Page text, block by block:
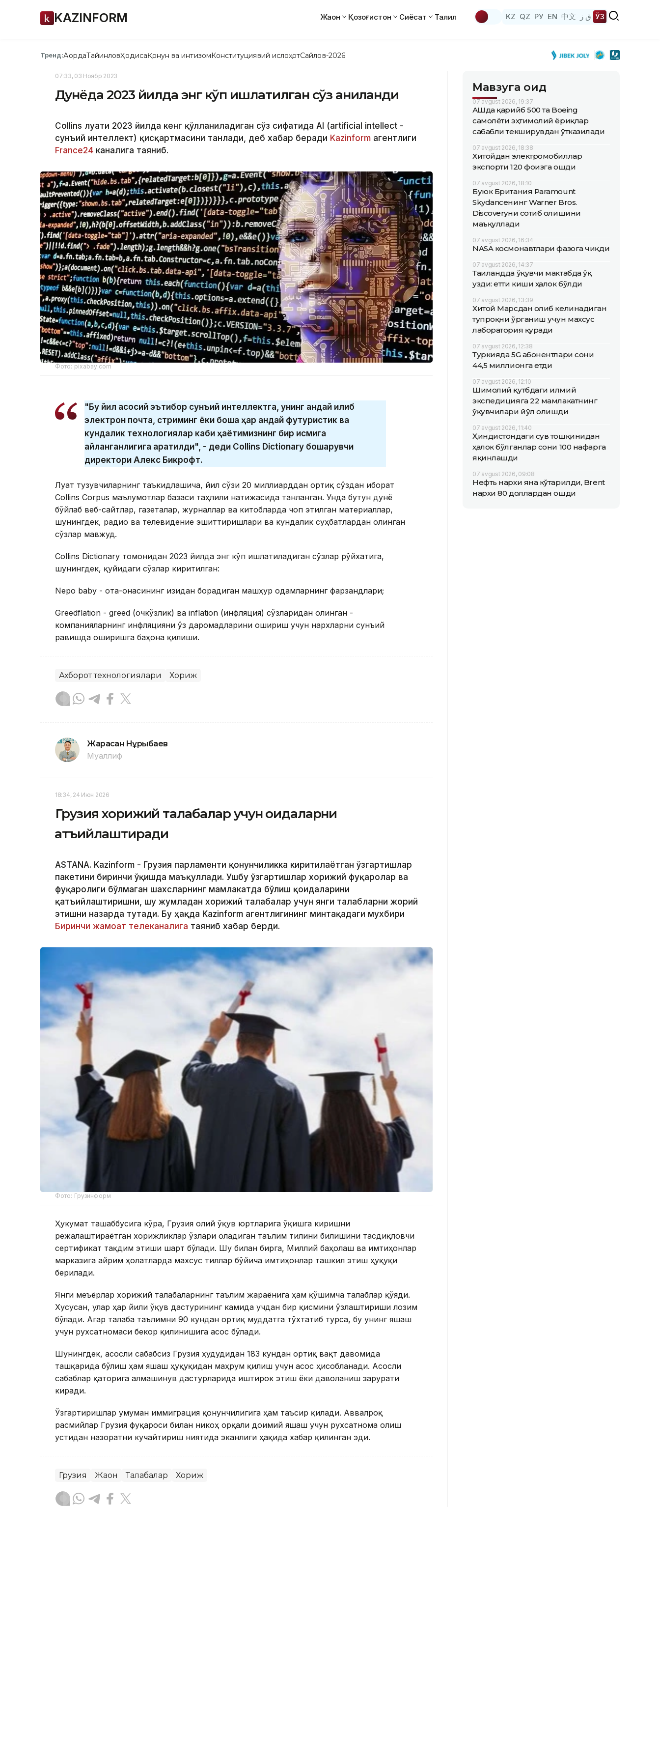
KAZINFORM Жаҳон Қозоғистон Сиёсат Таҳлил KZ QZ РУ EN 中文 ق ز ЎЗ
Тренд:АқордаТайинловҲодисаҚонун ва интизомКонституциявий ислоҳотСайлов-2026
07:33, 03 Ноябр 2023
Дунёда 2023 йилда энг кўп ишлатилган сўз аниқланди
Collins луғати 2023 йилда кенг қўлланиладиган сўз сифатида AI (artificial intellect -
сунъий интеллект) қисқартмасини танлади, деб хабар беради Kazinform агентлиги
France24 каналига таяниб.
Фото: pixabay.com
"Бу йил асосий эътибор сунъий интеллектга, унинг қандай қилиб
электрон почта, стриминг ёки бошқа ҳар қандай футуристик ва
кундалик технологиялар каби ҳаётимизнинг бир қисмига
айланганлигига қаратилди", - деди Collins Dictionary бошқарувчи
директори Алекс Бикрофт.
Луғат тузувчиларнинг таъкидлашича, йил сўзи 20 миллиарддан ортиқ сўздан иборат
Collins Corpus маълумотлар базаси таҳлили натижасида танланган. Унда бутун дунё
бўйлаб веб-сайтлар, газеталар, журналлар ва китобларда чоп этилган материаллар,
шунингдек, радио ва телевидение эшиттиришлари ва кундалик суҳбатлардан олинган
сўзлар мавжуд.
Collins Dictionary томонидан 2023 йилда энг кўп ишлатиладиган сўзлар рўйхатига,
шунингдек, қуйидаги сўзлар киритилган:
Nepo baby - ота-онасининг изидан борадиган машҳур одамларнинг фарзандлари;
Greedflation - greed (очкўзлик) ва inflation (инфляция) сўзларидан олинган -
компанияларнинг инфляцияни ўз даромадларини ошириш учун нархларни сунъий
равишда оширишга баҳона қилиши.
Ахборот технологиялари Хориж
Жарасқан Нұрыбаев
Муаллиф
18:34, 24 Июн 2026
Грузия хорижий талабалар учун қоидаларни
қатъийлаштиради
ASTANA. Kazinform - Грузия парламенти қонунчиликка киритилаётган ўзгартишлар
пакетини биринчи ўқишда маъқуллади. Ушбу ўзгартишлар хорижий фуқаролар ва
фуқаролиги бўлмаган шахсларнинг мамлакатда бўлиш қоидаларини
қатъийлаштиришни, шу жумладан хорижий талабалар учун янги талабларни жорий
этишни назарда тутади. Бу ҳақда Kazinform агентлигининг минтақадаги мухбири
Биринчи жамоат телеканалига таяниб хабар берди.
Фото: Грузинформ
Ҳукумат ташаббусига кўра, Грузия олий ўқув юртларига ўқишга киришни
режалаштираётган хорижликлар ўзлари оладиган таълим тилини билишини тасдиқловчи
сертификат тақдим этиши шарт бўлади. Шу билан бирга, Миллий баҳолаш ва имтиҳонлар
марказига айрим ҳолатларда махсус тиллар бўйича имтиҳонлар ташкил этиш ҳуқуқи
берилади.
Янги меъёрлар хорижий талабаларнинг таълим жараёнига ҳам қўшимча талаблар қўяди.
Хусусан, улар ҳар йили ўқув дастурининг камида учдан бир қисмини ўзлаштириши лозим
бўлади. Агар талаба таълимни 90 кундан ортиқ муддатга тўхтатиб турса, бу унинг яшаш
учун рухсатномаси бекор қилинишига асос бўлади.
Шунингдек, асосли сабабсиз Грузия ҳудудидан 183 кундан ортиқ вақт давомида
ташқарида бўлиш ҳам яшаш ҳуқуқидан маҳрум қилиш учун асос ҳисобланади. Асосли
сабаблар қаторига алмашинув дастурларида иштирок этиш ёки даволаниш зарурати
киради.
Ўзгартиришлар умуман иммиграция қонунчилигига ҳам таъсир қилади. Аввалроқ
расмийлар Грузия фуқароси билан никоҳ орқали доимий яшаш учун рухсатнома олиш
устидан назоратни кучайтириш ниятида эканлиги ҳақида хабар қилинган эди.
Грузия Жаҳон Талабалар Хориж
Мавзуга оид
07 avgust 2026, 19:37
АҚШда қарийб 500 та Boeing
самолёти эҳтимолий ёриқлар
сабабли текширувдан ўтказилади
07 avgust 2026, 18:38
Хитойдан электромобиллар
экспорти 120 фоизга ошди
07 avgust 2026, 18:10
Буюк Британия Paramount
Skydanceнинг Warner Bros.
Discoveryни сотиб олишини
маъқуллади
07 avgust 2026, 16:34
NASA космонавтлари фазога чиқди
07 avgust 2026, 14:37
Таиландда ўқувчи мактабда ўқ
узди: етти киши ҳалок бўлди
07 avgust 2026, 13:39
Хитой Марсдан олиб келинадиган
тупроқни ўрганиш учун махсус
лаборатория қуради
07 avgust 2026, 12:38
Туркияда 5G абонентлари сони
44,5 миллионга етди
07 avgust 2026, 12:10
Шимолий қутбдаги илмий
экспедицияга 22 мамлакатнинг
ўқувчилари йўл олишди
07 avgust 2026, 11:40
Ҳиндистондаги сув тошқинидан
ҳалок бўлганлар сони 100 нафарга
яқинлашди
07 avgust 2026, 09:08
Нефть нархи яна кўтарилди, Brent
нархи 80 доллардан ошди